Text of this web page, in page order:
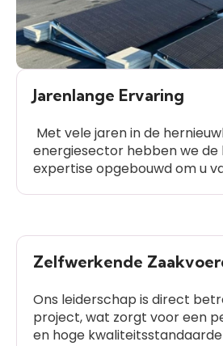
Jarenlange Ervaring
Met vele jaren in de
energiesector hebben we de
expertise opgebouwd om u
Zelfwerkende
Ons leiderschap is direct
project, wat zorgt voor een
en hoge